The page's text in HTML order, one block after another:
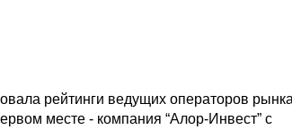
рейтинги ведущих операторов рынка
месте - компания “Алор-Инвест” с